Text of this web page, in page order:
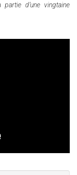
d’une vingtaine